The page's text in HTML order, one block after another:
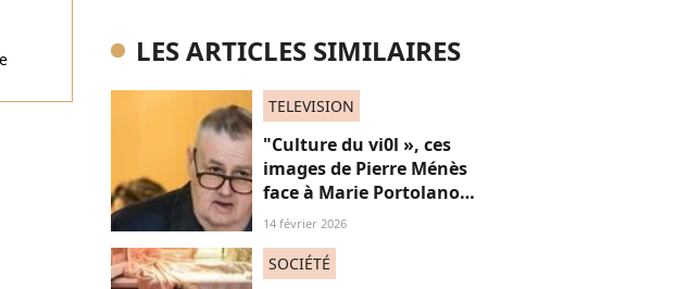
LES ARTICLES SIMILAIRES
TELEVISION
"Culture du vi0l », ces
images de Pierre Ménès
face à Marie Portolano
refont surface et choquent
14 février 2026
SOCIÉTÉ